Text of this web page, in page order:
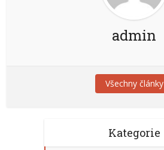
admin
Všechny články
Kategorie